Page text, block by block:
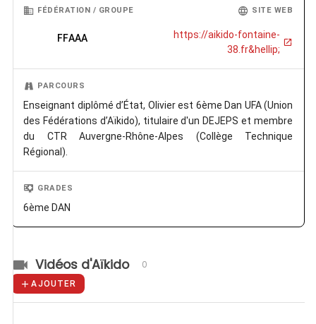
FÉDÉRATION / GROUPE
FFAAA
SITE WEB
https://aikido-fontaine-
38.fr&hellip;
PARCOURS
Enseignant diplômé d’État, Olivier est 6ème Dan UFA (Union
des Fédérations d’Aïkido), titulaire d'un DEJEPS et membre
du CTR Auvergne-Rhône-Alpes (Collège Technique
Régional).
GRADES
6ème DAN
Vidéos d'Aïkido 0
AJOUTER